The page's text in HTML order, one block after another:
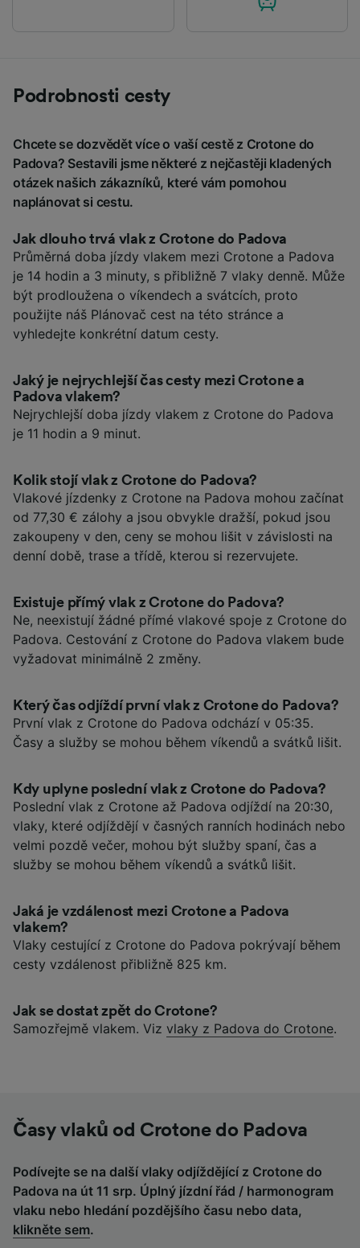
Podrobnosti cesty
Chcete se dozvědět více o vaší cestě z Crotone do
Padova? Sestavili jsme některé z nejčastěji kladených
otázek našich zákazníků, které vám pomohou
naplánovat si cestu.
Jak dlouho trvá vlak z Crotone do Padova
Průměrná doba jízdy vlakem mezi Crotone a Padova
je 14 hodin a 3 minuty, s přibližně 7 vlaky denně. Může
být prodloužena o víkendech a svátcích, proto
použijte náš Plánovač cest na této stránce a
vyhledejte konkrétní datum cesty.
Jaký je nejrychlejší čas cesty mezi Crotone a
Padova vlakem?
Nejrychlejší doba jízdy vlakem z Crotone do Padova
je 11 hodin a 9 minut.
Kolik stojí vlak z Crotone do Padova?
Vlakové jízdenky z Crotone na Padova mohou začínat
od 77,30 € zálohy a jsou obvykle dražší, pokud jsou
zakoupeny v den, ceny se mohou lišit v závislosti na
denní době, trase a třídě, kterou si rezervujete.
Existuje přímý vlak z Crotone do Padova?
Ne, neexistují žádné přímé vlakové spoje z Crotone do
Padova. Cestování z Crotone do Padova vlakem bude
vyžadovat minimálně 2 změny.
Který čas odjíždí první vlak z Crotone do Padova?
První vlak z Crotone do Padova odchází v 05:35.
Časy a služby se mohou během víkendů a svátků lišit.
Kdy uplyne poslední vlak z Crotone do Padova?
Poslední vlak z Crotone až Padova odjíždí na 20:30,
vlaky, které odjíždějí v časných ranních hodinách nebo
velmi pozdě večer, mohou být služby spaní, čas a
služby se mohou během víkendů a svátků lišit.
Jaká je vzdálenost mezi Crotone a Padova
vlakem?
Vlaky cestující z Crotone do Padova pokrývají během
cesty vzdálenost přibližně 825 km.
Jak se dostat zpět do Crotone?
Samozřejmě vlakem. Viz vlaky z Padova do Crotone.
Časy vlaků od Crotone do Padova
Podívejte se na další vlaky odjíždějící z Crotone do
Padova na út 11 srp. Úplný jízdní řád / harmonogram
vlaku nebo hledání pozdějšího času nebo data,
klikněte sem.